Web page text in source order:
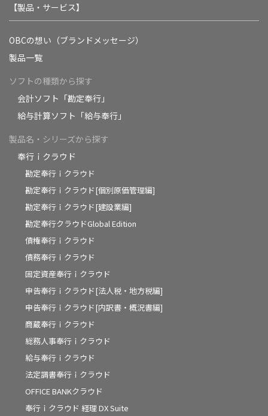
【製品・サービス】
OBCの想い（ブランドメッセージ）
製品一覧
ソフトの種類から探す
会計ソフト「勘定奉行」
給与計算ソフト「給与奉行」
製品名・シリーズから探す
奉行ｉクラウド
勘定奉行ｉクラウド
勘定奉行ｉクラウド[個別原価管理編]
勘定奉行ｉクラウド[建設業編]
勘定奉行クラウドGlobal Edition
債権奉行ｉクラウド
債務奉行ｉクラウド
固定資産奉行ｉクラウド
申告奉行ｉクラウド[法人税・地方税編]
申告奉行ｉクラウド[内訳書・概況書編]
商蔵奉行ｉクラウド
総務人事奉行ｉクラウド
給与奉行ｉクラウド
法定調書奉行ｉクラウド
OFFICE BANKクラウド
奉行ｉクラウド 経理 DX Suite